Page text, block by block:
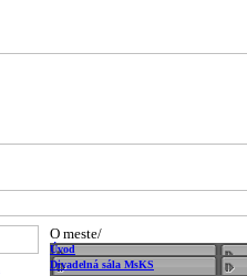
O meste/
Úvod
Divadelná sála MsKS